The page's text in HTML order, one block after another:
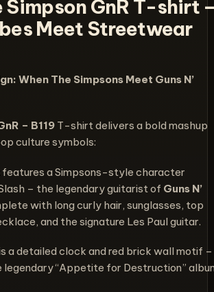
GnR T-shirt
Meet Streetwear
When The Simpsons Meet Guns N’
– B119 T-shirt delivers a bold mashup
culture symbols:
features a Simpsons-style character
– the legendary guitarist of Guns N’
with long curly hair, sunglasses, top
and the signature Les Paul guitar.
a detailed clock and red brick wall motif –
legendary “Appetite for Destruction”